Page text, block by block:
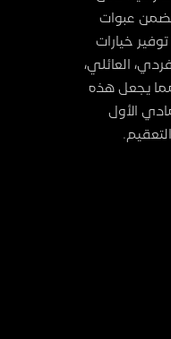
تضمن عبوات
خيارات
العائلي،
يجعل هذه
الأول